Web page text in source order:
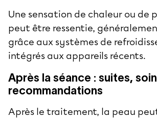
Une sensation de chaleur ou de
peut être ressentie,
grâce aux systèmes de
intégrés aux appareils récents.
Après la séance : suites,
recommandations
Après le traitement, la peau